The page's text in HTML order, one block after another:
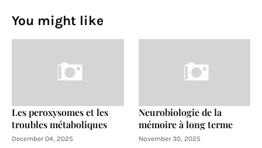
You might like
Les peroxysomes et les
troubles métaboliques
December 04, 2025
Neurobiologie de la
mémoire à long terme
November 30, 2025